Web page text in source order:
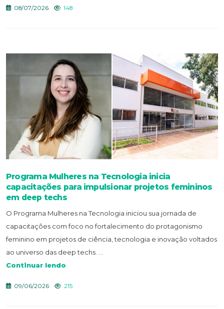
08/07/2026 148
Programa Mulheres na Tecnologia inicia
capacitações para impulsionar projetos femininos
em deep techs
O Programa Mulheres na Tecnologia iniciou sua jornada de
capacitações com foco no fortalecimento do protagonismo
feminino em projetos de ciência, tecnologia e inovação voltados
ao universo das deep techs. ...
Continuar lendo
09/06/2026 215